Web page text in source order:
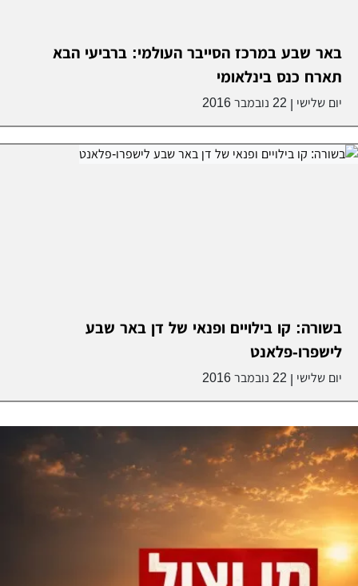
באר שבע במרכז הסייבר העולמי: ברביעי הבא
תארח כנס בינלאומי
יום שלישי 22 נובמבר 2016
בשורה: קו בילויים ופנאי של דן באר שבע
לישפרו-פלאנט
יום שלישי 22 נובמבר 2016